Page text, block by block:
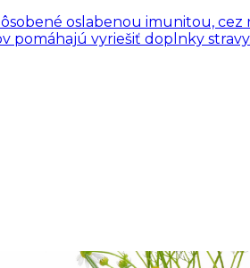
oslabenou imunitou,
pomáhajú vyriešiť doplnky stravy.